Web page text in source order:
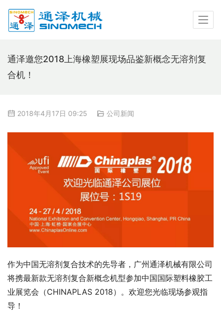
通泽邀您2018上海橡塑展现场品鉴新概念无溶剂复
合机！
2018年4月17日 09:25 公司新闻
作为中国无溶剂复合技术的先导者，广州通泽机械有限公司
将携最新款无溶剂复合新概念机型参加中国国际塑料橡胶工
业展览会（CHINAPLAS 2018）。欢迎您光临现场参观指
导！